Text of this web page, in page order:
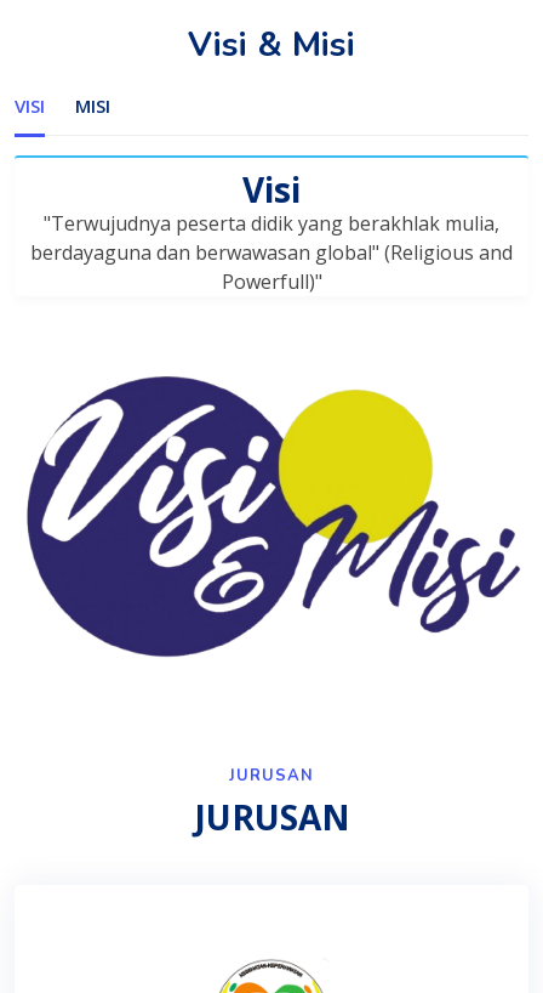
Visi & Misi
VISI MISI
Visi
"Terwujudnya peserta didik yang berakhlak mulia,
berdayaguna dan berwawasan global" (Religious and
Powerfull)"
JURUSAN
JURUSAN